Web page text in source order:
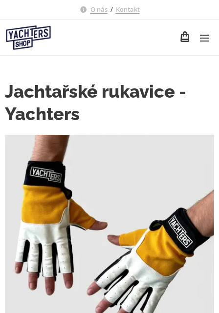
O nás/ Kontakt
Jachtařské rukavice -
Yachters